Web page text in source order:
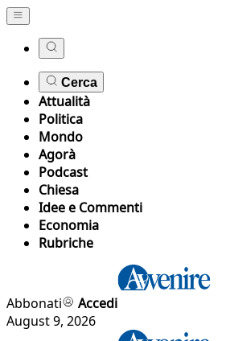
Cerca
Attualità
Politica
Mondo
Agorà
Podcast
Chiesa
Idee e Commenti
Economia
Rubriche
Abbonati
Accedi
August 9, 2026